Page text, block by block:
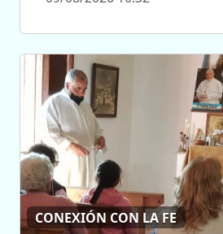
CONEXIÓN CON LA FE